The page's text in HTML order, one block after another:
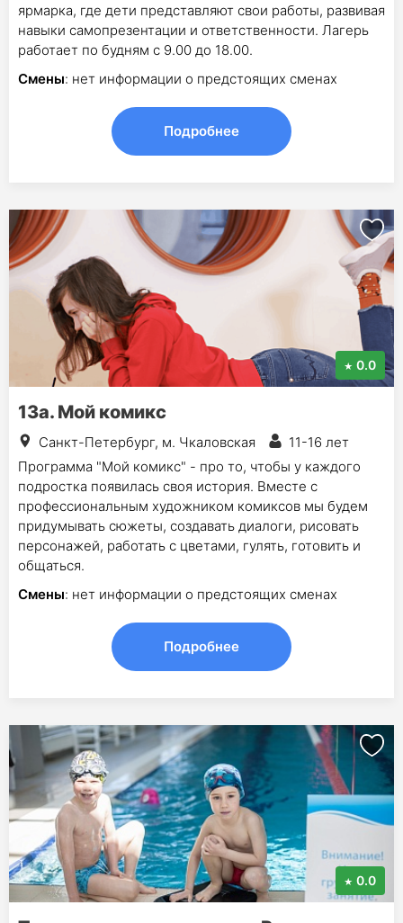
ярмарка, где дети представляют свои работы, развивая
навыки самопрезентации и ответственности. Лагерь
работает по будням с 9.00 до 18.00.
Смены: нет информации о предстоящих сменах
Подробнее
0.0
13а. Мой комикс
Санкт-Петербург, м. Чкаловская
11-16 лет
Программа "Мой комикс" - про то, чтобы у каждого
подростка появилась своя история. Вместе с
профессиональным художником комиксов мы будем
придумывать сюжеты, создавать диалоги, рисовать
персонажей, работать с цветами, гулять, готовить и
общаться.
Смены: нет информации о предстоящих сменах
Подробнее
0.0